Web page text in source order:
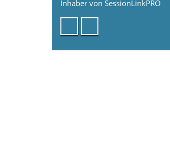
Inhaber von SessionLinkPRO